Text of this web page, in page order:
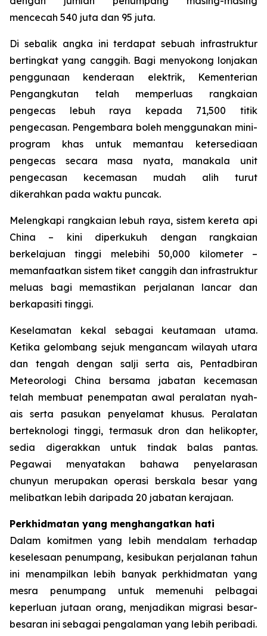
mencecah 540 juta dan 95 juta.
Di sebalik angka ini terdapat sebuah infrastruktur
bertingkat yang canggih. Bagi menyokong lonjakan
penggunaan kenderaan elektrik, Kementerian
Pengangkutan telah memperluas rangkaian
pengecas lebuh raya kepada 71,500 titik
pengecasan. Pengembara boleh menggunakan mini-
program khas untuk memantau ketersediaan
pengecas secara masa nyata, manakala unit
pengecasan kecemasan mudah alih turut
dikerahkan pada waktu puncak.
Melengkapi rangkaian lebuh raya, sistem kereta api
China – kini diperkukuh dengan rangkaian
berkelajuan tinggi melebihi 50,000 kilometer –
memanfaatkan sistem tiket canggih dan infrastruktur
meluas bagi memastikan perjalanan lancar dan
berkapasiti tinggi.
Keselamatan kekal sebagai keutamaan utama.
Ketika gelombang sejuk mengancam wilayah utara
dan tengah dengan salji serta ais, Pentadbiran
Meteorologi China bersama jabatan kecemasan
telah membuat penempatan awal peralatan nyah-
ais serta pasukan penyelamat khusus. Peralatan
berteknologi tinggi, termasuk dron dan helikopter,
sedia digerakkan untuk tindak balas pantas.
Pegawai menyatakan bahawa penyelarasan
chunyun merupakan operasi berskala besar yang
melibatkan lebih daripada 20 jabatan kerajaan.
Perkhidmatan yang menghangatkan hati
Dalam komitmen yang lebih mendalam terhadap
keselesaan penumpang, kesibukan perjalanan tahun
ini menampilkan lebih banyak perkhidmatan yang
mesra penumpang untuk memenuhi pelbagai
keperluan jutaan orang, menjadikan migrasi besar-
besaran ini sebagai pengalaman yang lebih peribadi.